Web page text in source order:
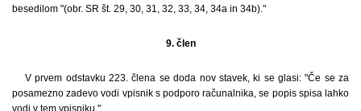
besedilom "(obr. SR št. 29, 30, 31, 32, 33, 34, 34a in 34b)."
9. člen
V prvem odstavku 223. člena se doda nov stavek, ki se glasi: "Če se za
posamezno zadevo vodi vpisnik s podporo računalnika, se popis spisa lahko
vodi v tem vpisniku.".